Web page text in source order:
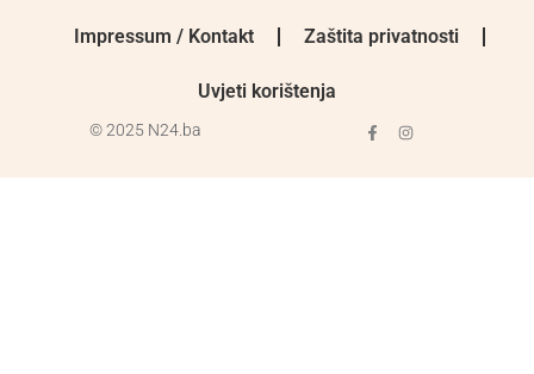
Impressum / Kontakt Zaštita privatnosti
Uvjeti korištenja
© 2025 N24.ba